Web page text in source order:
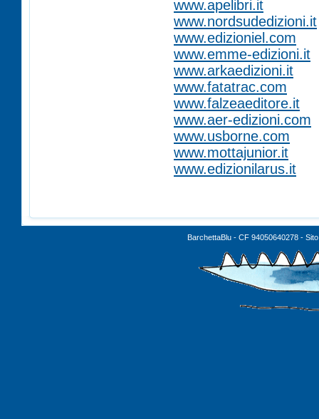
www.apelibri.it
www.nordsudedizioni.it
www.edizioniel.com
www.emme-edizioni.it
www.arkaedizioni.it
www.fatatrac.com
www.falzeaeditore.it
www.aer-edizioni.com
www.usborne.com
www.mottajunior.it
www.edizionilarus.it
BarchettaBlu - CF 94050640278 -